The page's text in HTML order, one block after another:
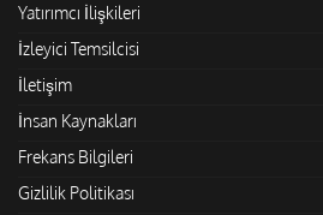
Yatırımcı İlişkileri
İzleyici Temsilcisi
İletişim
İnsan Kaynakları
Frekans Bilgileri
Gizlilik Politikası